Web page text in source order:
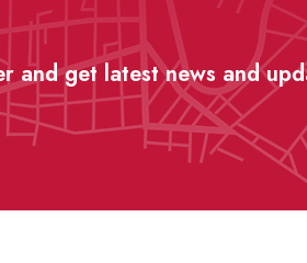
and get latest news and